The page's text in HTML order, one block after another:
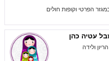
הפרטי וקופות חולים
עטיה כהן
ולידה